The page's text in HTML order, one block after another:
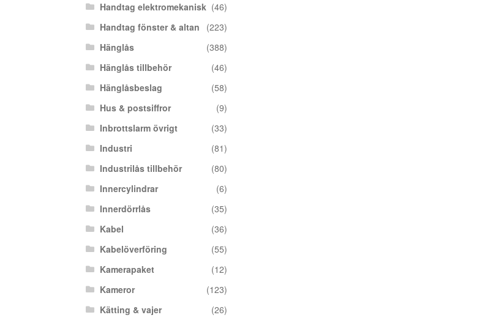
Handtag elektromekanisk (46)
Handtag fönster & altan
(223)
Hänglås
(388)
Hänglås tillbehör
(46)
Hänglåsbeslag
(58)
Hus & postsiffror
(9)
Inbrottslarm övrigt
(33)
Industri
(81)
Industrilås tillbehör
(80)
Innercylindrar
(6)
Innerdörrlås
(35)
Kabel
(36)
Kabelöverföring
(55)
Kamerapaket
(12)
Kameror
(123)
Kätting & vajer
(26)